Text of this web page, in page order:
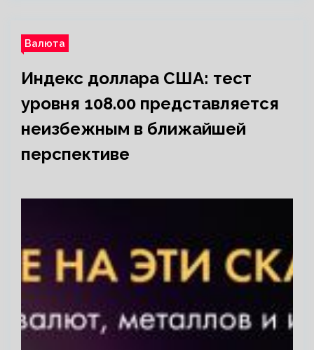
Валюта
Индекс доллара США: тест
уровня 108.00 представляется
неизбежным в ближайшей
перспективе